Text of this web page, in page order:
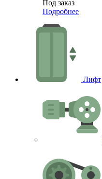
Под заказ
Подробнее
Лифт